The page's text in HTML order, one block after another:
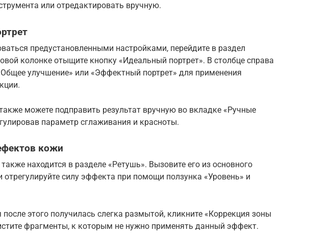
или отредактировать вручную.
предустановленными настройками, перейдите в раздел
колонке отыщите кнопку «Идеальный портрет». В столбце справа
улучшение» или «Эффектный портрет» для применения
можете подправить результат вручную во вкладке «Ручные
параметр сглаживания и красноты.
кожи
находится в разделе «Ретушь». Вызовите его из основного
отрегулируйте силу эффекта при помощи ползунка «Уровень» и
этого получилась слегка размытой, кликните «Коррекция зоны
фрагменты, к которым не нужно применять данный эффект.